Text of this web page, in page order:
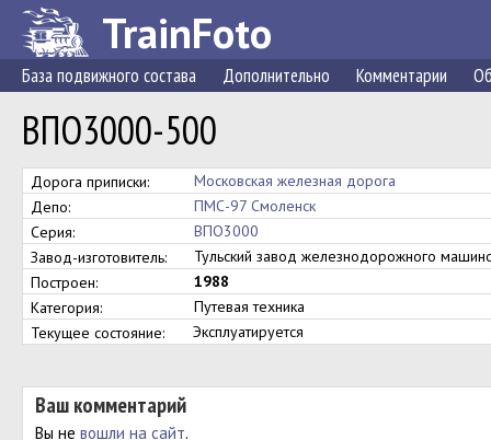
TrainFoto
База подвижного состава Дополнительно Комментарии
ВПО3000-500
Дорога приписки:
Московская железная дорога
Депо:
ПМС-97 Смоленск
Серия:
ВПО3000
Завод-изготовитель:
Тульский завод железнодорожного
Построен:
1988
Категория:
Путевая техника
Текущее состояние:
Эксплуатируется
Ваш комментарий
Вы не вошли на сайт.